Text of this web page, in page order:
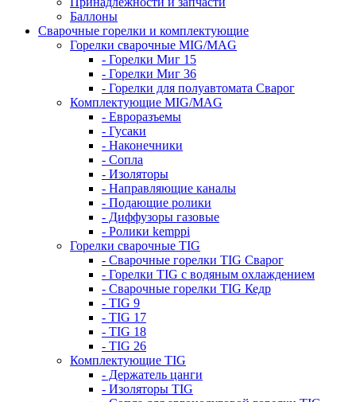
Баллоны
Сварочные горелки и комплектующие
Горелки сварочные MIG/MAG
- Горелки Миг 15
- Горелки Миг 36
- Горелки для полуавтомата Сварог
Комплектующие MIG/MAG
- Евроразъемы
- Гусаки
- Наконечники
- Сопла
- Изоляторы
- Направляющие каналы
- Подающие ролики
- Диффузоры газовые
- Ролики kemppi
Горелки сварочные TIG
- Сварочные горелки TIG Сварог
- Горелки TIG с водяным охлаждением
- Сварочные горелки TIG Кедр
- TIG 9
- TIG 17
- TIG 18
- TIG 26
Комплектующие TIG
- Держатель цанги
- Изоляторы TIG